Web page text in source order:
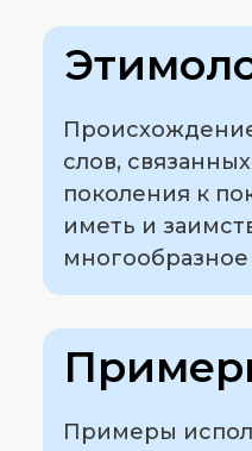
слов,
поколения к
иметь и
Примеры